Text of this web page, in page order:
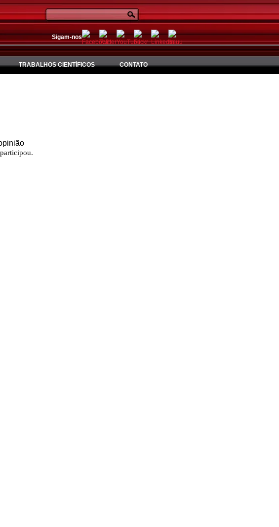
TRABALHOS CIENTÍFICOS CONTATO
Sigam-nos